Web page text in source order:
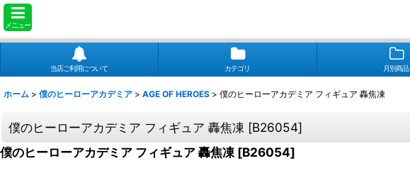
メニュー
当店ご利用について カテゴリ 月別商品
ホーム > 僕のヒーローアカデミア > AGE OF HEROES > 僕のヒーローアカデミア フィギュア 轟焦凍
僕のヒーローアカデミア フィギュア 轟焦凍 [B26054]
僕のヒーローアカデミア フィギュア 轟焦凍 [B26054]